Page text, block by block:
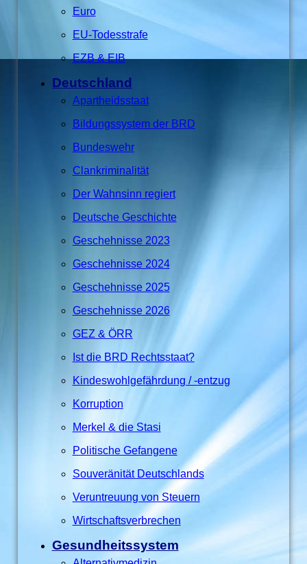
Euro
EU-Todesstrafe
EZB & EIB
Deutschland
Apartheidsstaat
Bildungssystem der BRD
Bundeswehr
Clankriminalität
Der Wahnsinn regiert
Deutsche Geschichte
Geschehnisse 2023
Geschehnisse 2024
Geschehnisse 2025
Geschehnisse 2026
GEZ & ÖRR
Ist die BRD Rechtsstaat?
Kindeswohlgefährdung / -entzug
Korruption
Merkel & die Stasi
Politische Gefangene
Souveränität Deutschlands
Veruntreuung von Steuern
Wirtschaftsverbrechen
Gesundheitssystem